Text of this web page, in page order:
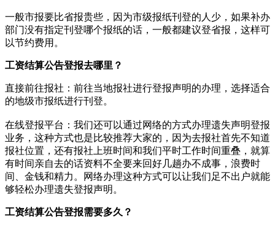
一般市报要比省报贵些，因为市级报纸刊登的人少，如果补办
部门没有指定刊登哪个报纸的话，一般都建议登省报，这样可
以节约费用。
工资结算公告登报去哪里？
直接前往报社‌：‌前往当地报社进行登报声明的办理，‌选择适合
的地级市报纸进行刊登。‌
在线登报平台‌：‌我们还可以通过网络的方式办理遗失声明登报
业务，这种方式也是比较推荐大家的，因为去报社首先不知道
报社位置，还有报社上班时间和我们平时工作时间重叠，就算
有时间亲自去的话资料不全要来回好几趟办不成事，浪费时
间、金钱和精力。网络办理这种方式可以让我们足不出户就能
够轻松办理遗失登报声明。
工资结算公告登报需要多久？